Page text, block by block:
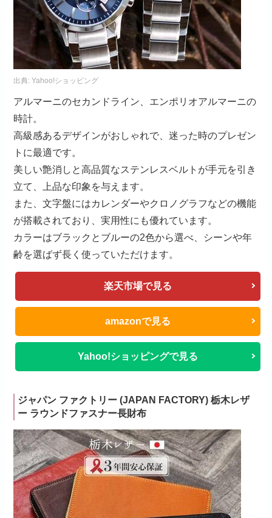
出典:Yahoo!ショッピング
アルマーニのセカンドライン、エンポリオアルマーニの
時計。
高級感あるデザインがおしゃれで、迷った時のプレゼン
トに最適です。
美しい艶消しと高品質なステンレスベルトが手元を引き
立て、上品な印象を与えます。
また、文字盤にはカレンダーやクロノグラフなどの機能
が搭載されており、実用性にも優れています。
カラーはブラックとブルーの2色から選べ、シーンや年
齢を選ばず長く使っていただけます。
楽天市場で見る
amazonで見る
Yahoo!ショッピングで見る
ジャパン ファクトリー (JAPAN FACTORY) 栃木レザ
ー ラウンドファスナー長財布